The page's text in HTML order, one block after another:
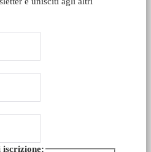
iscrizione: